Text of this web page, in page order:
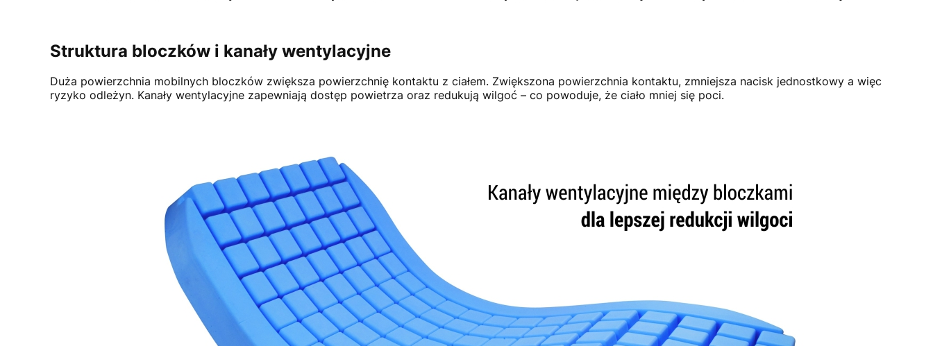
Struktura bloczków i kanały wentylacyjne
Duża powierzchnia mobilnych bloczków zwiększa powierzchnię kontaktu z ciałem. Zwiększona powierzchnia kontaktu, zmniejsza nacisk jednostkowy a więc
ryzyko odleżyn. Kanały wentylacyjne zapewniają dostęp powietrza oraz redukują wilgoć – co powoduje, że ciało mniej się poci.